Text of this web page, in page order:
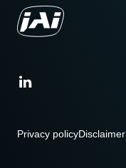
Privacy policyDisclaimer